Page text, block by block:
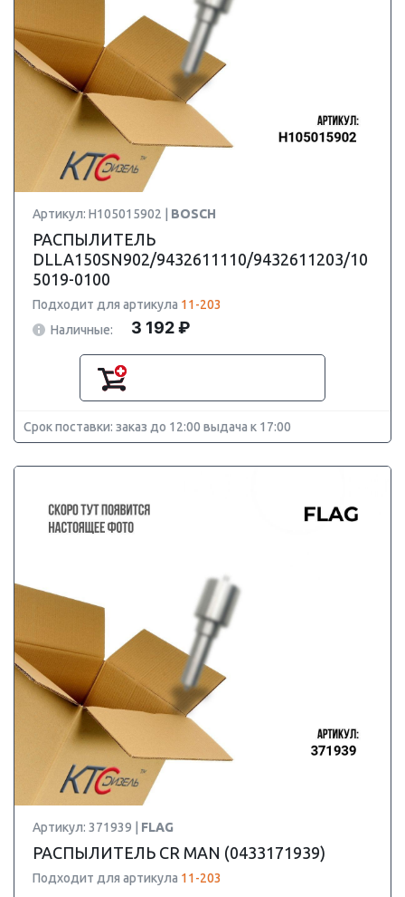
Артикул: H105015902 | BOSCH
РАСПЫЛИТЕЛЬ
DLLA150SN902/9432611110/9432611203/10
5019-0100
Подходит для артикула 11-203
Наличные:
3 192 ₽
Срок поставки: заказ до 12:00 выдача к 17:00
Артикул: 371939 | FLAG
РАСПЫЛИТЕЛЬ CR MAN (0433171939)
Подходит для артикула 11-203